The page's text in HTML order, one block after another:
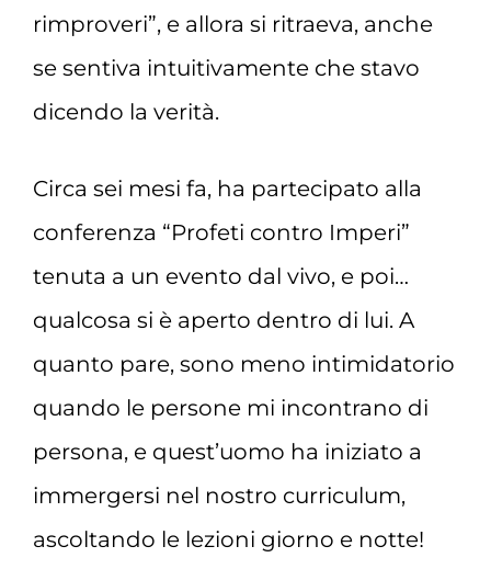
rimproveri”, e allora si ritraeva, anche
se sentiva intuitivamente che stavo
dicendo la verità.
Circa sei mesi fa, ha partecipato alla
conferenza “Profeti contro Imperi”
tenuta a un evento dal vivo, e poi…
qualcosa si è aperto dentro di lui. A
quanto pare, sono meno intimidatorio
quando le persone mi incontrano di
persona, e quest’uomo ha iniziato a
immergersi nel nostro curriculum,
ascoltando le lezioni giorno e notte!